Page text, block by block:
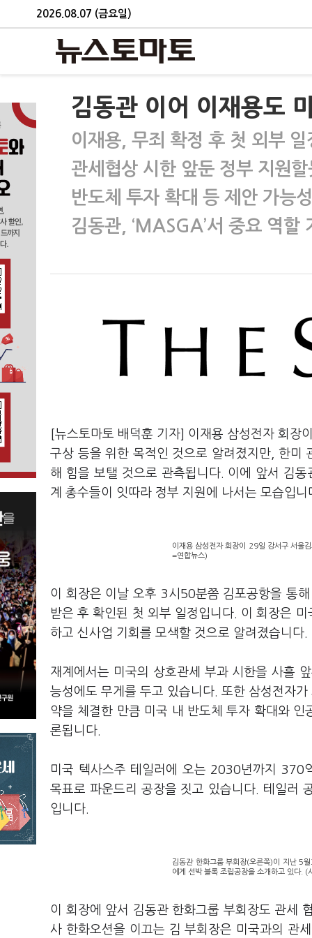
2026.08.07 (금요일)
김동관 이어 이재용도
이재용, 무죄 확정 후 첫 외부 일
관세협상 시한 앞둔 정부 지원할
반도체 투자 확대 등 제안 가능
김동관, ‘MASGA’서 중요 역할
[뉴스토마토 배덕훈 기자] 이재용 삼성전자 회장
구상 등을 위한 목적인 것으로 알려졌지만, 한미
해 힘을 보탤 것으로 관측됩니다. 이에 앞서 김동
계 총수들이 잇따라 정부 지원에 나서는 모습입니
이재용 삼성전자 회장이 29일 강서구 서울
=연합뉴스)
이 회장은 이날 오후 3시 50분쯤 김포공항을 통
받은 후 확인된 첫 외부 일정입니다. 이 회장은 미
하고 신사업 기회를 모색할 것으로 알려졌습니다
재계에서는 미국의 상호관세 부과 시한을 사흘
능성에도 무게를 두고 있습니다 또한 삼성전자
약을 체결한 만큼 미국 내 반도체 투자 확대와 인
론됩니다
미국 텍사스주 테일러에 오는 2030년까지 370
목표로 파운드리 공장을 짓고 있습니다
테일러
입니다
김동관 한화그룹 부회장(오른쪽)이 지난 5
에게 선박 블록 조립공장을 소개하고 있다. (
이 회장에 앞서 김동관 한화그룹 부회장도 관세
사 한화오션을 이끄는 김 부회장은 미국과의 관